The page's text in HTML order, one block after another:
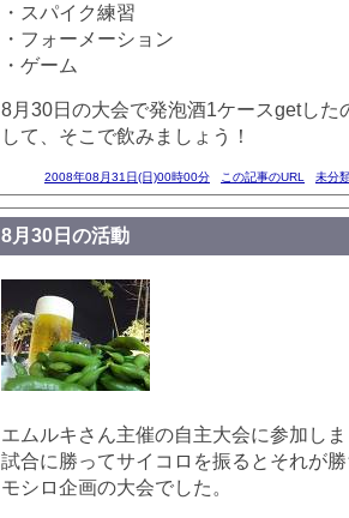
・スパイク練習
・フォーメーション
・ゲーム
8月30日の大会で発泡酒1ケースgetした
して、そこで飲みましょう！
2008年08月31日(日)00時00分 この記事のURL 未分
8月30日の活動
エムルキさん主催の自主大会に参加し
試合に勝ってサイコロを振るとそれが
モシロ企画の大会でした。